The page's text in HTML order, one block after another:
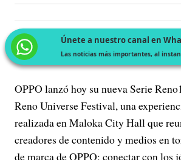
Únete a nuestro canal en
Las noticias más importantes, al
OPPO lanzó hoy su nueva Serie
Reno Universe Festival, una
realizada en Maloka City Hall que
creadores de contenido y medios en
de marca de OPPO: conectar con los